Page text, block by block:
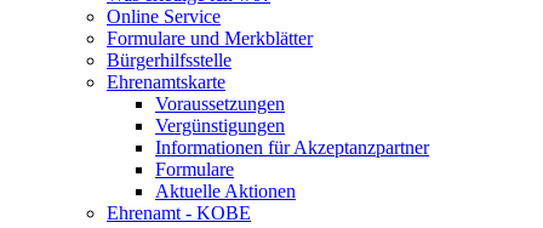
Online Service
Formulare und Merkblätter
Bürgerhilfsstelle
Ehrenamtskarte
Voraussetzungen
Vergünstigungen
Informationen für Akzeptanzpartner
Formulare
Aktuelle Aktionen
Ehrenamt - KOBE